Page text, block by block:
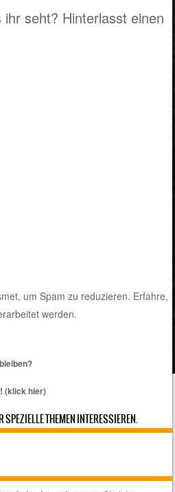
seht? Hinterlasst einen
um Spam zu reduzieren. Erfahre,
werden.
(klick hier)
THEMEN INTERESSIEREN.